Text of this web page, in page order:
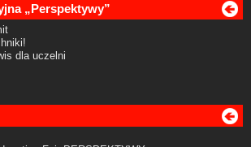
„Perspektywy”
dla uczelni